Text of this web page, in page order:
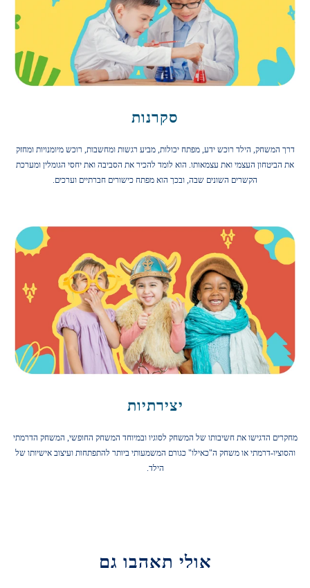
סקרנות
דרך המשחק, הילד רוכש ידע, מפתח יכולות, מביע רגשות ומחשבות, רוכש מיומנויות ומחזק
את הביטחון העצמי ואת עצמאותו. הוא לומד להכיר את הסביבה ואת יחסי הגומלין ומערכת
הקשרים השונים שבה, ובכך הוא מפתח כישורים חברתיים וערכים.
יצירתיות
מחקרים הדגישו את חשיבותו של המשחק לסוגיו ובמיוחד המשחק החופשי, המשחק הדרמתי
והסוציו-דרמתי או משחק ה"כאילו" כגורם המשמעותי ביותר להתפתחות ועיצוב אישיותו של
הילד.
אולי תאהבו גם